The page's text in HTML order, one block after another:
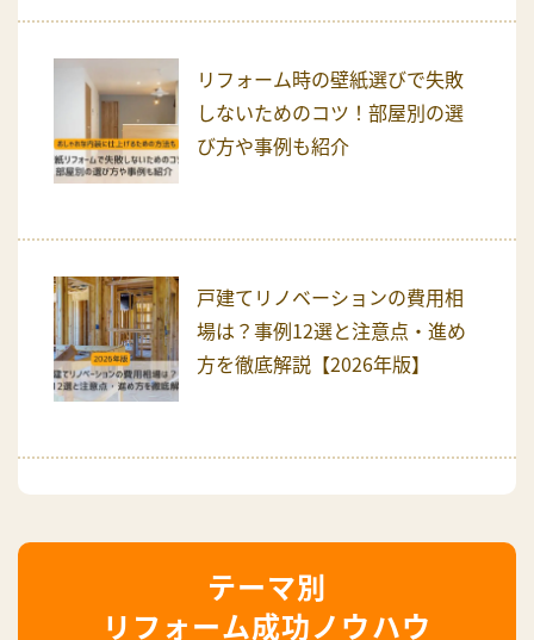
リフォーム時の壁紙選びで失敗
しないためのコツ！部屋別の選
び方や事例も紹介
戸建てリノベーションの費用相
場は？事例12選と注意点・進め
方を徹底解説【2026年版】
リフォーム成功ノウハウ